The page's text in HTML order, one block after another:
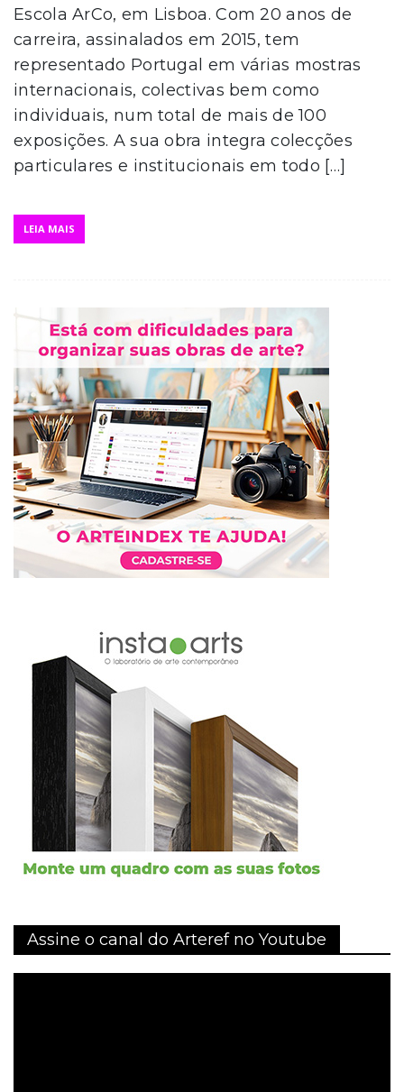
Escola ArCo, em Lisboa. Com 20 anos de
carreira, assinalados em 2015, tem
representado Portugal em várias mostras
internacionais, colectivas bem como
individuais, num total de mais de 100
exposições. A sua obra integra colecções
particulares e institucionais em todo […]
LEIA MAIS
Assine o canal do Arteref no Youtube